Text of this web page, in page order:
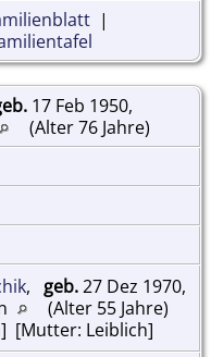
|
17 Feb 1950,
(Alter 76 Jahre)
, geb.27 Dez 1970,
(Alter 55 Jahre)
[Mutter: Leiblich]